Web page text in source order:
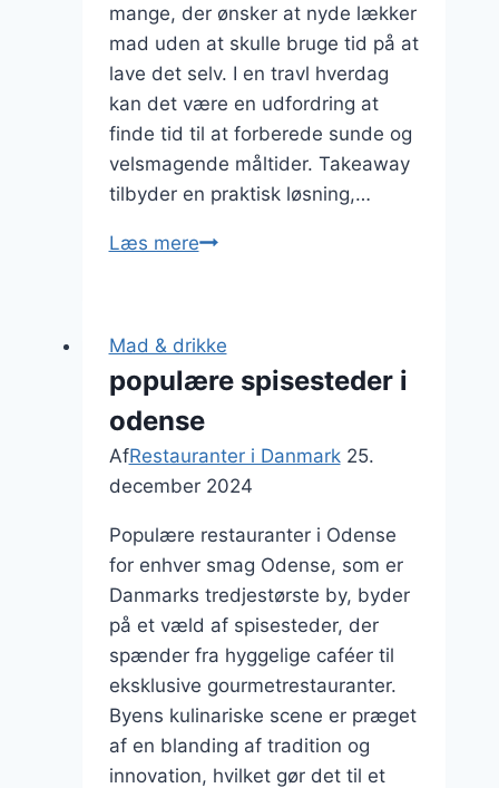
mange, der ønsker at nyde lækker
mad uden at skulle bruge tid på at
lave det selv. I en travl hverdag
kan det være en udfordring at
finde tid til at forberede sunde og
velsmagende måltider. Takeaway
tilbyder en praktisk løsning,…
Læs mereTakeaway:
mad
til
hjemmet
Mad & drikke
populære spisesteder i
odense
AfRestauranter i Danmark 25.
december 2024
Populære restauranter i Odense
for enhver smag Odense, som er
Danmarks tredjestørste by, byder
på et væld af spisesteder, der
spænder fra hyggelige caféer til
eksklusive gourmetrestauranter.
Byens kulinariske scene er præget
af en blanding af tradition og
innovation, hvilket gør det til et